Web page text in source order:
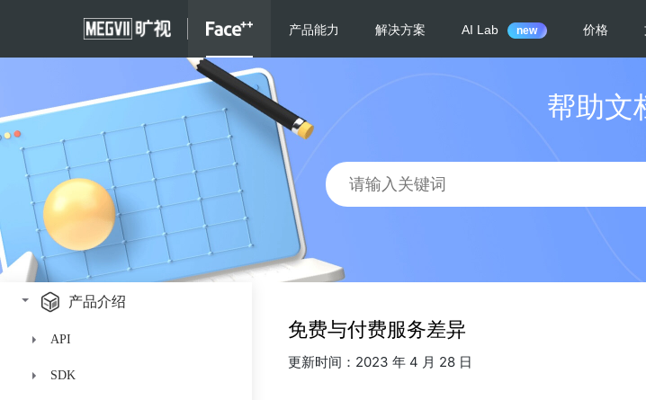
帮助文
产品介绍
API
人脸识别
SDK
免费与付费服务差异
更新时间：2023 年 4 月 28 日